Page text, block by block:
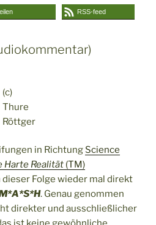
RSS-feed
(c)
Thure
Röttger
in Richtung Science
Harte Realität (TM)
Folge wieder mal direkt
. Genau genommen
direkter und ausschließlicher